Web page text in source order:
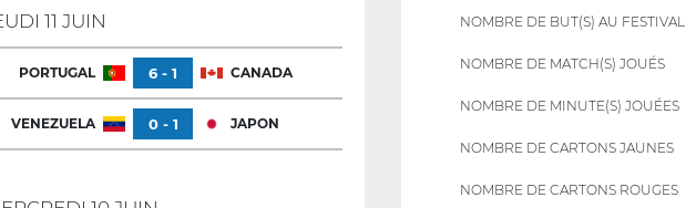
11 JUIN
PORTUGAL 6 - 1 CANADA
VENEZUELA 0 - 1 JAPON
NOMBRE DE BUT(S) AU FESTIVAL
NOMBRE DE MATCH(S) JOUÉS
NOMBRE DE MINUTE(S) JOUÉES
NOMBRE DE CARTONS JAUNES
NOMBRE DE CARTONS ROUGES